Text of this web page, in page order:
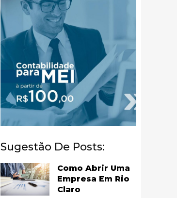
Sugestão De Posts:
Como Abrir Uma
Empresa Em Rio
Claro